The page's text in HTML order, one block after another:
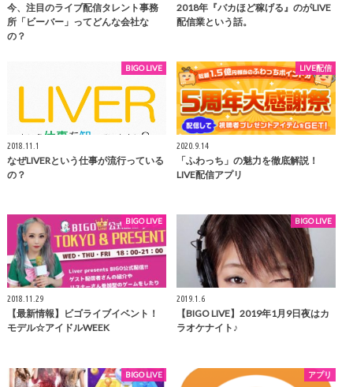
今、注目のライブ配信タレント事務
所「ビーバー」ってどんな会社な
の？
2018年『バカほど稼げる』のがLIVE
配信業という話。
BIGO LIVE
2018.11.1
なぜLIVERという仕事が流行っている
の？
LIVE配信
2020.9.14
「ふわっち」の魅力を徹底解説！
LIVE配信アプリ
BIGO LIVE
2018.11.29
【最新情報】ビゴライブイベント！
モデル☆アイドルWEEK
BIGO LIVE
2019.1.6
【BIGO LIVE】2019年1月9日夜はカ
ラオケナイト♪
BIGO LIVE アプリ